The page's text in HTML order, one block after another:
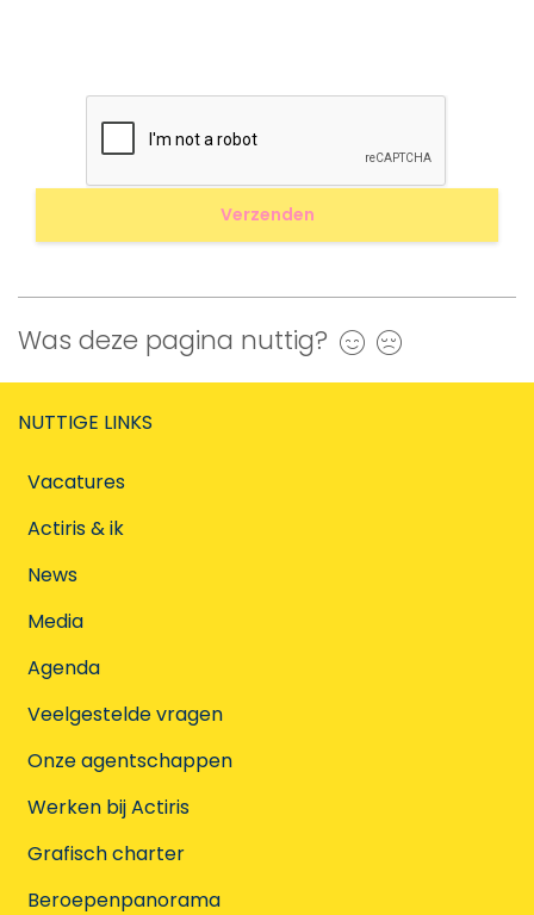
Was deze pagina nuttig? Ja
NUTTIGE LINKS
Vacatures
Actiris & ik
News
Media
Agenda
Veelgestelde vragen
Onze agentschappen
Werken bij Actiris
Grafisch charter
Beroepenpanorama